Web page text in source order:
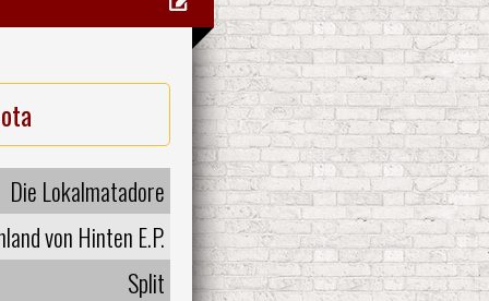
Die Lokalmatadore
von Hinten E.P.
Split